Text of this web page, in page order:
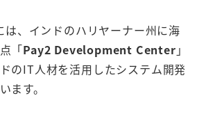
、インドのハリヤーナー州に海
「Pay2 Development Center 」
のIT人材を活用したシステム開発
ます。